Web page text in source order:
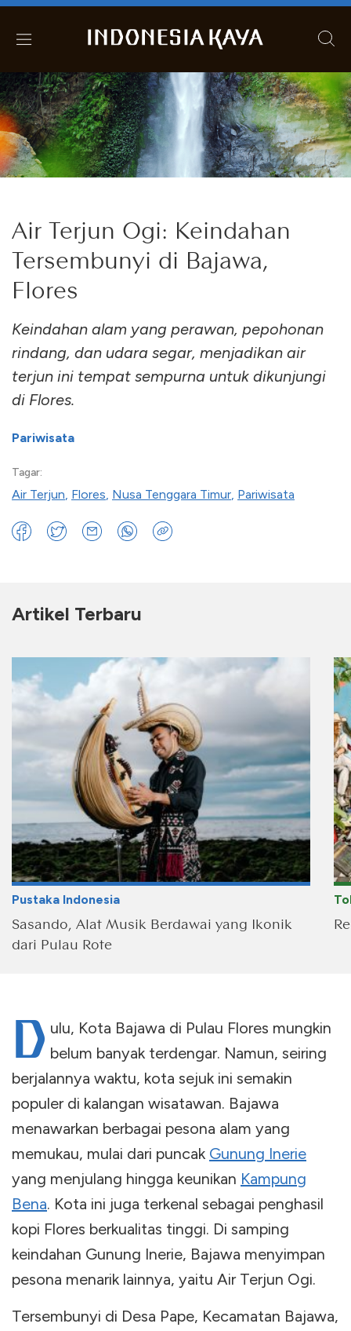
Air Terjun Ogi: Keindahan
Tersembunyi di Bajawa,
Flores
Keindahan alam yang perawan, pepohonan
rindang, dan udara segar, menjadikan air
terjun ini tempat sempurna untuk dikunjungi
di Flores.
Pariwisata
Tagar:
Air Terjun, Flores, Nusa Tenggara Timur, Pariwisata
Artikel Terbaru
Pustaka Indonesia
Sasando, Alat Musik Berdawai yang Ikonik
dari Pulau Rote
D ulu, Kota Bajawa di Pulau Flores mungkin
belum banyak terdengar. Namun, seiring
berjalannya waktu, kota sejuk ini semakin
populer di kalangan wisatawan. Bajawa
menawarkan berbagai pesona alam yang
memukau, mulai dari puncak Gunung Inerie
yang menjulang hingga keunikan Kampung
Bena. Kota ini juga terkenal sebagai penghasil
kopi Flores berkualitas tinggi. Di samping
keindahan Gunung Inerie, Bajawa menyimpan
pesona menarik lainnya, yaitu Air Terjun Ogi.
Tersembunyi di Desa Pape, Kecamatan Bajawa,